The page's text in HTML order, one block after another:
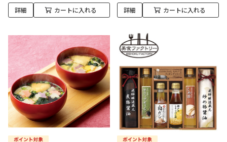
詳細 カートに入れる 詳細 カートに入れる